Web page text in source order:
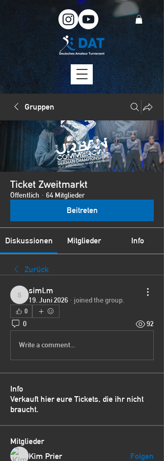
Gruppen
Ticket Zweitmarkt
Öffentlich · 64 Mitglieder
Beitreten
Diskussionen Mitglieder Info
Zurück
siml.m
siml.m
19. Juni 2026 · joined the group.
0
0 92
Write a comment...
Info
Verkauft hier eure Tickets, die ihr nicht
braucht.
Mitglieder
Kim Prier
Folgen